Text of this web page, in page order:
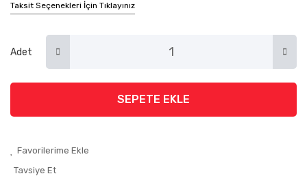
Taksit Seçenekleri İçin Tıklayınız
Adet
SEPETE EKLE
Tavsiye Et